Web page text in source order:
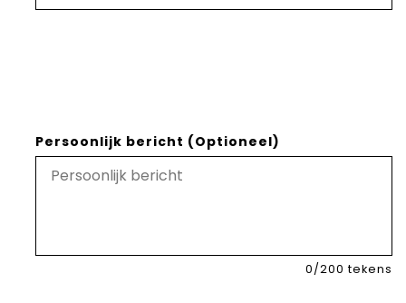
Persoonlijk bericht (Optioneel)
0/200 tekens